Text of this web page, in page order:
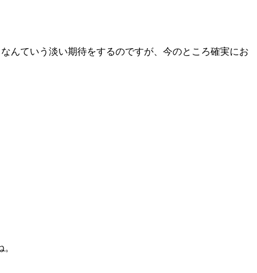
んていう淡い期待をするのですが、今のところ確実にお